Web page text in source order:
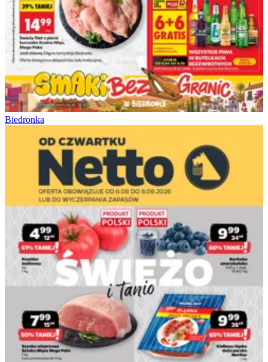
Biedronka